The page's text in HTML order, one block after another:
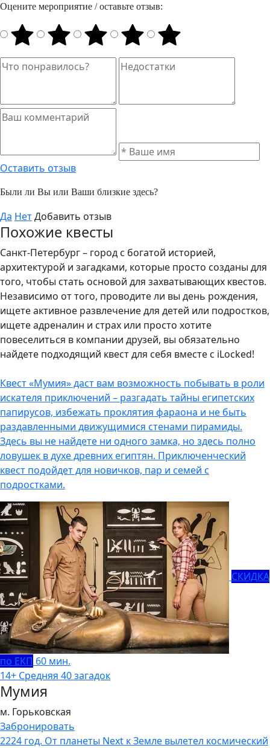
Оцените мероприятие / оставьте отзыв:
Оставить отзыв
Были ли Вы или Ваши близкие здесь?
Да НетДобавить отзыв
Похожие квесты
Санкт-Петербург – город с богатой историей,
архитектурой и загадками, которые просто созданы для
того, чтобы стать основой для захватывающих квестов.
Независимо от того, проводите ли вы день рождения,
ищете активное развлечение для детей или подростков,
ищете адреналин и страх или просто хотите
повеселиться в компании друзей, вы обязательно
найдете подходящий квест для себя вместе с iLocked!
Квест «Мумия» даст вам возможность побывать в роли
искателя приключений – разгадать тайны египетских
папирусов, избежать проклятия фараона и не быть
раздавленными движущимися стенами пирамиды.
Здесь вы не найдете ни одного замка, но здесь полно
ловушек в духе древних египтян. Приключенческий
квест подойдет для новичков, пар и семей с
подростками.
СКИДКА
по ЕКП 60 мин.
14+ Средняя 40 загадок
Мумия
м. Горьковская
Забронировать
2224 год. От планеты Next к Земле вылетел космический